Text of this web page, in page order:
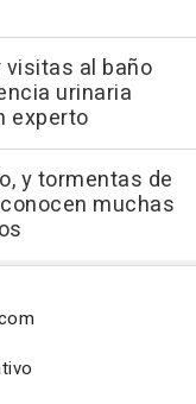
visitas al baño
urinaria
experto
y tormentas de
muchas